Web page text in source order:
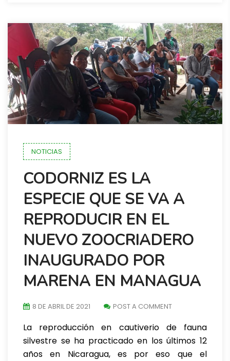
NOTICIAS
CODORNIZ ES LA
ESPECIE QUE SE VA A
REPRODUCIR EN EL
NUEVO ZOOCRIADERO
INAUGURADO POR
MARENA EN MANAGUA
8 DE ABRIL DE 2021 POST A COMMENT
La reproducción en cautiverio de fauna
silvestre se ha practicado en los últimos 12
años en Nicaragua, es por eso que el